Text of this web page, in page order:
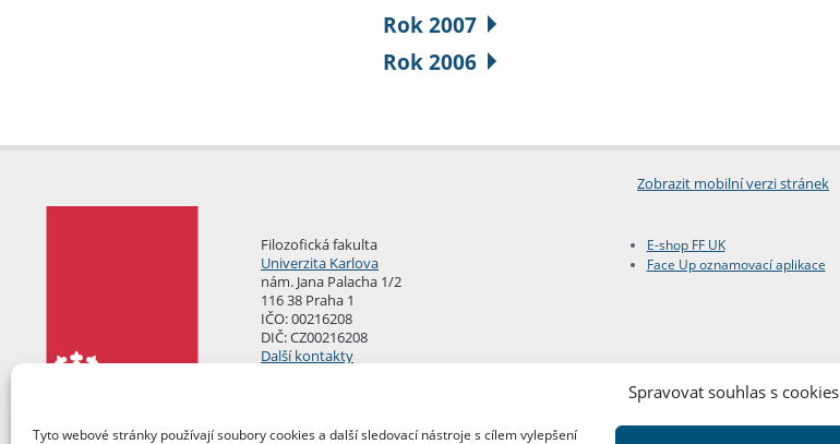
Spravovat souhlas s cookies
Tyto webové stránky používají soubory cookies a další sledovací nástroje s cílem vylepšení
Rok 2007
Rok 2006
Zobrazit mobilní verzi stránek
Filozofická fakulta
Univerzita Karlova
nám. Jana Palacha 1/2
116 38 Praha 1
IČO: 00216208
DIČ: CZ00216208
Další kontakty
E-shop FF UK
Face Up oznamovací aplikace